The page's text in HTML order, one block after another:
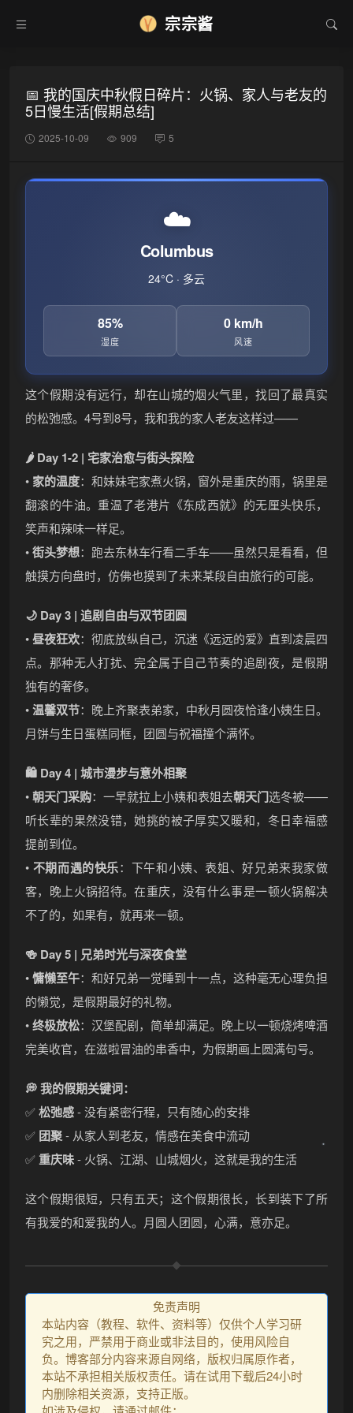
宗宗酱
📅 我的国庆中秋假日碎片：火锅、家人与老友的
5日慢生活[假期总结]
2025-10-09 909 5
☁️
Columbus
24°C · 多云
85%
湿度
0 km/h
风速
这个假期没有远行，却在山城的烟火气里，找回了最真实
的松弛感。4号到8号，我和我的家人老友这样过——
🌶️ Day 1-2 | 宅家治愈与街头探险
• 家的温度：和妹妹宅家煮火锅，窗外是重庆的雨，锅里是
翻滚的牛油。重温了老港片《东成西就》的无厘头快乐，
笑声和辣味一样足。
•街头梦想：跑去东林车行看二手车——虽然只是看看，但
触摸方向盘时，仿佛也摸到了未来某段自由旅行的可能。
🌙 Day 3 | 追剧自由与双节团圆
•昼夜狂欢：彻底放纵自己，沉迷《远远的爱》直到凌晨四
点。那种无人打扰、完全属于自己节奏的追剧夜，是假期
独有的奢侈。
•温馨双节：晚上齐聚表弟家，中秋月圆夜恰逢小姨生日。
月饼与生日蛋糕同框，团圆与祝福撞个满怀。
🛍️ Day 4 | 城市漫步与意外相聚
•朝天门采购：一早就拉上小姨和表姐去朝天门选冬被——
听长辈的果然没错，她挑的被子厚实又暖和，冬日幸福感
提前到位。
• 不期而遇的快乐：下午和小姨、表姐、好兄弟来我家做
客，晚上火锅招待。在重庆，没有什么事是一顿火锅解决
不了的，如果有，就再来一顿。
🍻 Day 5 | 兄弟时光与深夜食堂
•慵懒至午：和好兄弟一觉睡到十一点，这种毫无心理负担
的懒觉，是假期最好的礼物。
•终极放松：汉堡配剧，简单却满足。晚上以一顿烧烤啤酒
完美收官，在滋啦冒油的串香中，为假期画上圆满句号。
💭 我的假期关键词：
✅松弛感- 没有紧密行程，只有随心的安排
✅ 团聚- 从家人到老友，情感在美食中流动
✅ 重庆味- 火锅、江湖、山城烟火，这就是我的生活
这个假期很短，只有五天；这个假期很长，长到装下了所
有我爱的和爱我的人。月圆人团圆，心满，意亦足。
免责声明
本站内容（教程、软件、资料等）仅供个人学习研
究之用，严禁用于商业或非法目的，使用风险自
负。博客部分内容来源自网络，版权归属原作者，
本站不承担相关版权责任。请在试用下载后24小时
内删除相关资源，支持正版。